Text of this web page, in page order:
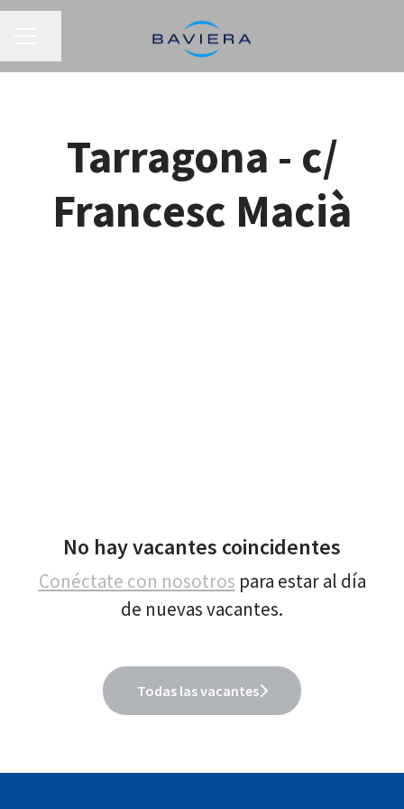
Tarragona - c/
Francesc Macià
No hay vacantes coincidentes
Conéctate con nosotros para estar al día
de nuevas vacantes.
Todas las vacantes